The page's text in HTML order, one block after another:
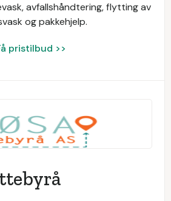
avfallshåndtering, flytting av
og pakkehjelp.
pristilbud >>